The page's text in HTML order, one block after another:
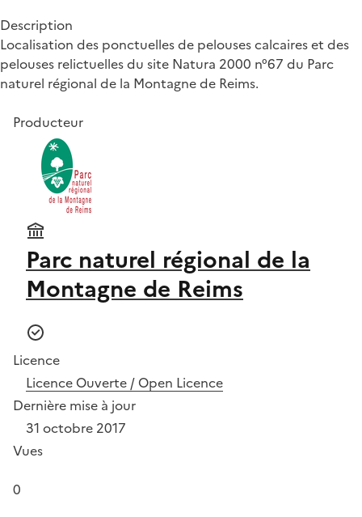
Description
Localisation des ponctuelles de pelouses calcaires et des
pelouses relictuelles du site Natura 2000 n°67 du Parc
naturel régional de la Montagne de Reims.
Producteur
Parc naturel régional de la
Montagne de Reims
Licence
Licence Ouverte / Open Licence
Dernière mise à jour
31 octobre 2017
Vues
0